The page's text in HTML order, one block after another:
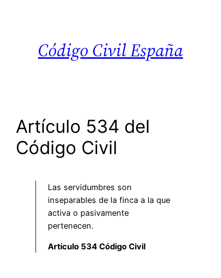
Código Civil España
Artículo 534 del
Código Civil
Las servidumbres son
inseparables de la finca a la que
activa o pasivamente
pertenecen.
Artículo 534 Código Civil